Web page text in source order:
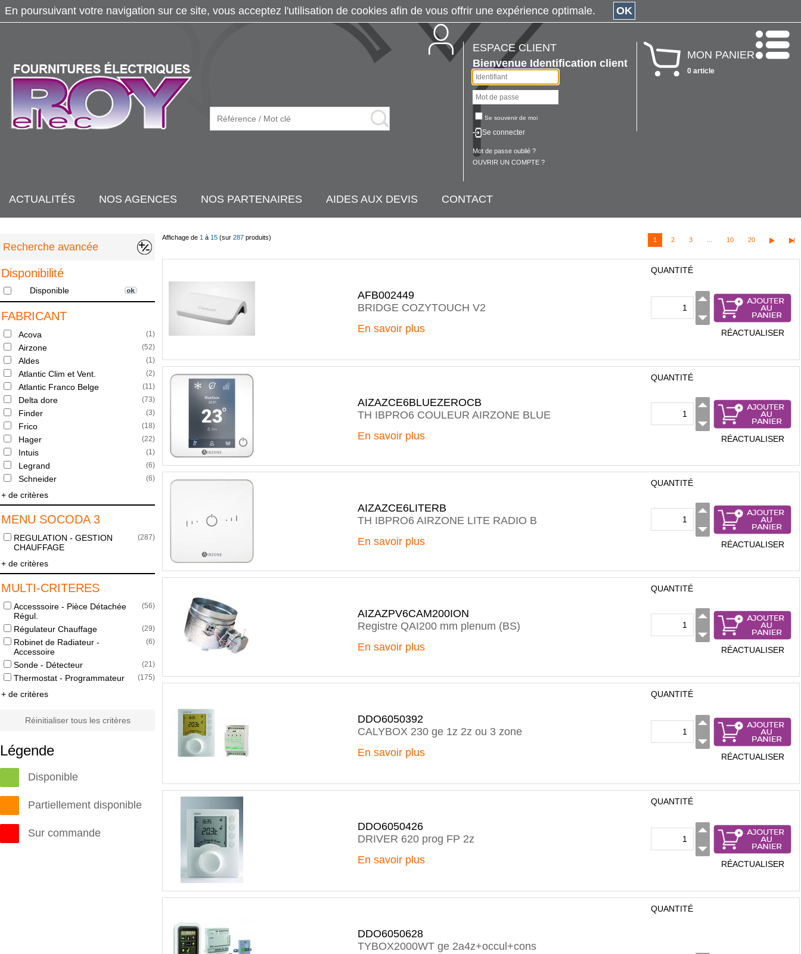
ESPACE CLIENT
Bienvenue Identification client
Se souvenir de moi
Se connecter
Mot de passe oublié ?
OUVRIR UN COMPTE ?
MON PANIER
0 article
ACTUALITÉS NOS AGENCES NOS PARTENAIRES AIDES AUX DEVIS CONTACT
Recherche avancée
Disponibilité
Disponible
FABRICANT
Acova (1)
Airzone (52)
Aldes (1)
Atlantic Clim et Vent. (2)
Atlantic Franco Belge (11)
Delta dore (73)
Finder (3)
Frico (18)
Hager (22)
Intuis (1)
Legrand (6)
Schneider (6)
+ de critères
MENU SOCODA 3
REGULATION - GESTION
CHAUFFAGE
(287)
+ de critères
MULTI-CRITERES
Accesssoire - Pièce Détachée
Régul.
(56)
Régulateur Chauffage (29)
Robinet de Radiateur -
Accessoire
(6)
Sonde - Détecteur (21)
Thermostat - Programmateur (175)
+ de critères
Réinitialiser tous les critères
Légende
Disponible
Partiellement disponible
Sur commande
Affichage de 1 à 15 (sur 287 produits) 1 2 3 10 20
AFB002449
BRIDGE COZYTOUCH V2
En savoir plus
QUANTITÉ
RÉACTUALISER
AIZAZCE6BLUEZEROCB
TH IBPRO6 COULEUR AIRZONE BLUE
En savoir plus
QUANTITÉ
RÉACTUALISER
AIZAZCE6LITERB
TH IBPRO6 AIRZONE LITE RADIO B
En savoir plus
QUANTITÉ
RÉACTUALISER
AIZAZPV6CAM200ION
Registre QAI200 mm plenum (BS)
En savoir plus
QUANTITÉ
RÉACTUALISER
DDO6050392
CALYBOX 230 ge 1z 2z ou 3 zone
En savoir plus
QUANTITÉ
RÉACTUALISER
DDO6050426
DRIVER 620 prog FP 2z
En savoir plus
QUANTITÉ
RÉACTUALISER
DDO6050628
TYBOX2000WT ge 2a4z+occul+cons
QUANTITÉ
En poursuivant votre navigation sur ce site, vous acceptez l'utilisation de cookies afin de vous offrir une expérience optimale. OK